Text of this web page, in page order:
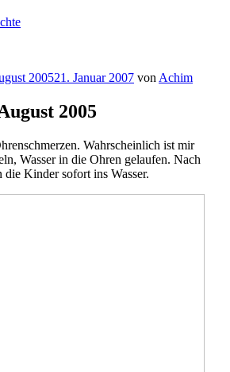
200521. Januar 2007 von Achim
2005
Wahrscheinlich ist mir
Wasser in die Ohren gelaufen. Nach
die Kinder sofort ins Wasser.